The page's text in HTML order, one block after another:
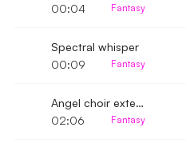
00:04
Fantasy
Spectral whisper
00:09
Fantasy
Angel choir extended
02:06
Fantasy